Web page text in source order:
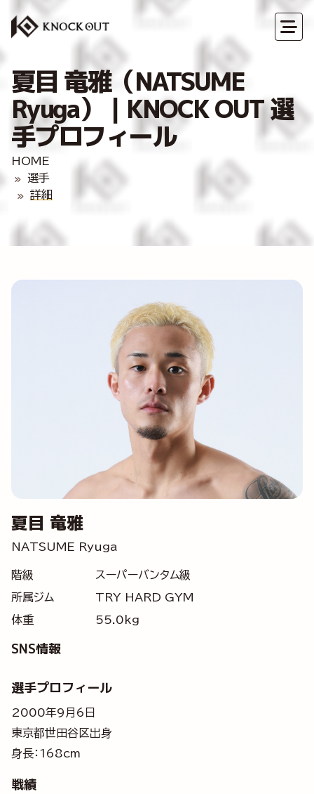
夏目 竜雅（NATSUME
Ryuga）｜KNOCK OUT 選
手プロフィール
HOME
選手
詳細
夏目 竜雅
NATSUME Ryuga
階級
スーパーバンタム級
所属ジム
TRY HARD GYM
体重
55.0kg
SNS情報
選手プロフィール
2000年9月6日
東京都世田谷区出身
身長：168cm
戦績